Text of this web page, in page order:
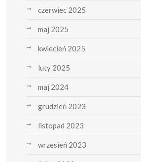
czerwiec 2025
maj 2025
kwiecień 2025
luty 2025
maj 2024
grudzień 2023
listopad 2023
wrzesień 2023